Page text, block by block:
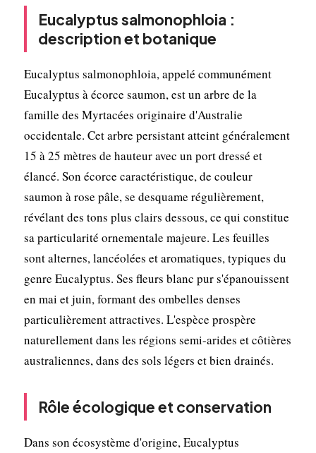
Eucalyptus salmonophloia :
description et botanique
Eucalyptus salmonophloia, appelé communément
Eucalyptus à écorce saumon, est un arbre de la
famille des Myrtacées originaire d'Australie
occidentale. Cet arbre persistant atteint généralement
15 à 25 mètres de hauteur avec un port dressé et
élancé. Son écorce caractéristique, de couleur
saumon à rose pâle, se desquame régulièrement,
révélant des tons plus clairs dessous, ce qui constitue
sa particularité ornementale majeure. Les feuilles
sont alternes, lancéolées et aromatiques, typiques du
genre Eucalyptus. Ses fleurs blanc pur s'épanouissent
en mai et juin, formant des ombelles denses
particulièrement attractives. L'espèce prospère
naturellement dans les régions semi-arides et côtières
australiennes, dans des sols légers et bien drainés.
Rôle écologique et conservation
Dans son écosystème d'origine, Eucalyptus